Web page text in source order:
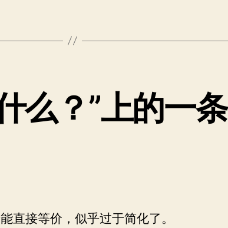
么？”上的一
直接等价，似乎过于简化了。